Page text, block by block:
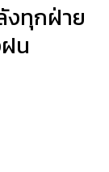
งทุกฝ่าย
น